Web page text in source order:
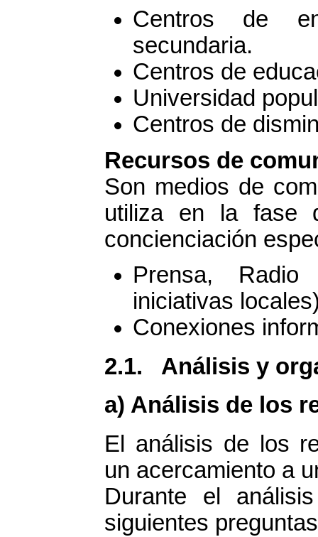
Centros de
secundaria.
Centros de
Universidad
Centros de
Recursos de
Son medios de
utiliza en la fase
concienciación
Prensa, Radio
iniciativas
Conexiones
2.1. Análisis y
a) Análisis de los
El análisis de los
un acercamiento a
Durante el
siguientes